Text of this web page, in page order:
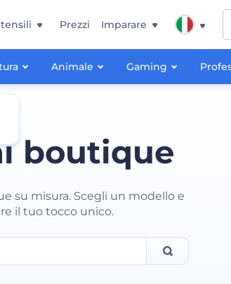
Animale Gaming
Prezzi Imparare
boutique
su misura. Scegli un modello e
il tuo tocco unico.